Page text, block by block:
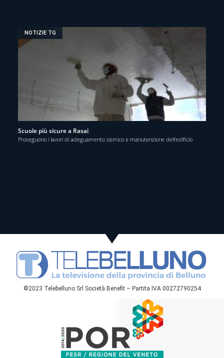
NOTIZIE TG
Scuole più sicure a Rasai
Proseguono i lavori di adeguamento sismico e manutenzione dell’edificio
©2023 Telebelluno Srl Società Benefit – Partita IVA 00272790254